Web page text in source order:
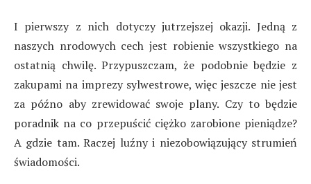
I pierwszy z nich dotyczy jutrzejszej okazji. Jedną z
naszych nrodowych cech jest robienie wszystkiego na
ostatnią chwilę. Przypuszczam, że podobnie będzie z
zakupami na imprezy sylwestrowe, więc jeszcze nie jest
za późno aby zrewidować swoje plany. Czy to będzie
poradnik na co przepuścić ciężko zarobione pieniądze?
A gdzie tam. Raczej luźny i niezobowiązujący strumień
świadomości.